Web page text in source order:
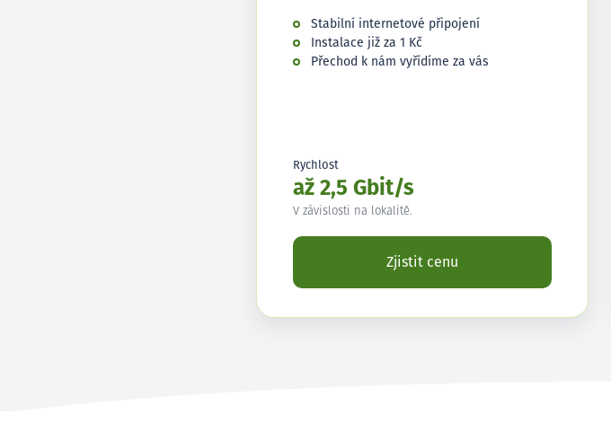
Stabilní internetové připojení
Instalace již za 1 Kč
Přechod k nám vyřídíme za vás
Rychlost
až 2,5 Gbit/s
V závislosti na lokalitě.
Zjistit cenu